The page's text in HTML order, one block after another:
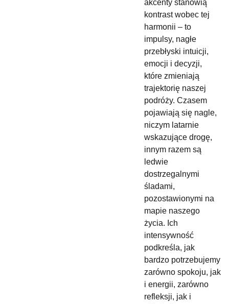
akcenty stanowią
kontrast wobec tej
harmonii – to
impulsy, nagłe
przebłyski intuicji,
emocji i decyzji,
które zmieniają
trajektorię naszej
podróży. Czasem
pojawiają się nagle,
niczym latarnie
wskazujące drogę,
innym razem są
ledwie
dostrzegalnymi
śladami,
pozostawionymi na
mapie naszego
życia. Ich
intensywność
podkreśla, jak
bardzo potrzebujemy
zarówno spokoju, jak
i energii, zarówno
refleksji, jak i